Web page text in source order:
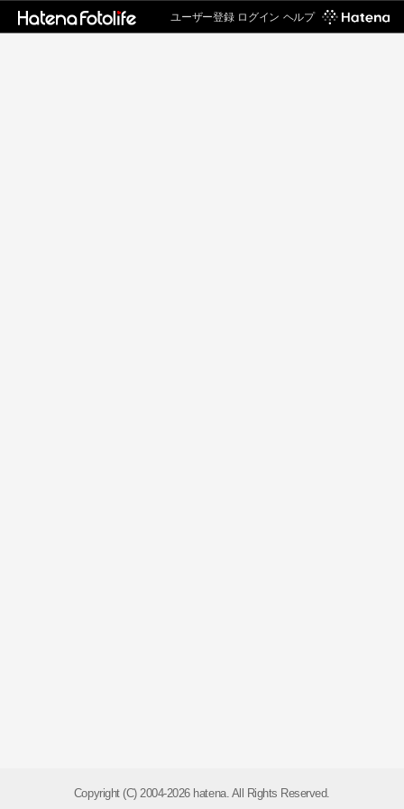
ユーザー登録 ログイン ヘルプ
Copyright (C) 2004-2026 hatena. All Rights Reserved.